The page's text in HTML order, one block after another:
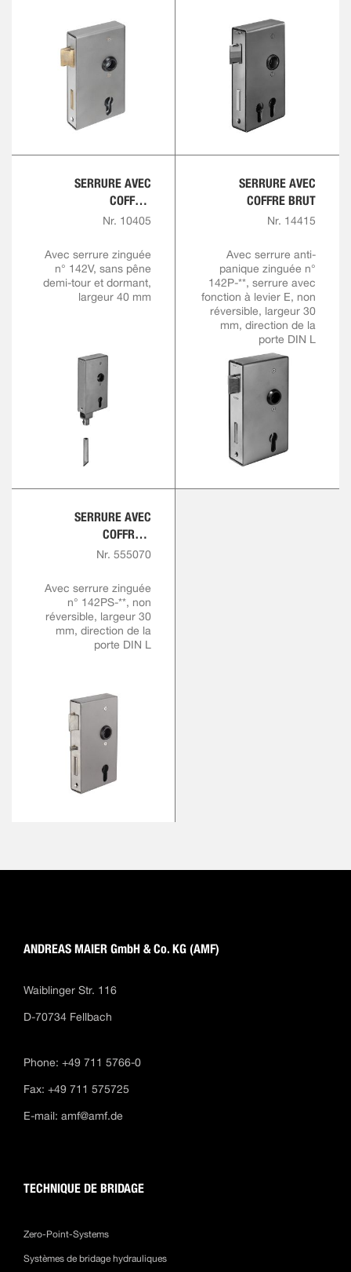
SERRURE AVEC
COFFRE,
VERROUILLAGE VERS
Nr. 10405
Avec serrure zinguée
n° 142V, sans pêne
demi-tour et dormant,
largeur 40 mm
SERRURE AVEC
COFFRE BRUT
Nr. 14415
Avec serrure anti-
panique zinguée n°
142P-**, serrure avec
fonction à levier E, non
réversible, largeur 30
mm, direction de la
porte DIN L
SERRURE AVEC
COFFRE À
VERROUILLAGE
Nr. 555070
Avec serrure zinguée
n° 142PS-**, non
réversible, largeur 30
mm, direction de la
porte DIN L
ANDREAS MAIER GmbH & Co. KG (AMF)
Waiblinger Str. 116
D-70734 Fellbach
Phone: +49 711 5766-0
Fax: +49 711 575725
E-mail: amf@amf.de
TECHNIQUE DE BRIDAGE
Zero-Point-Systems
Systèmes de bridage hydrauliques